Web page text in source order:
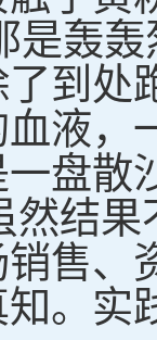
是轰
到处
液，
盘散
然结
售、
实践